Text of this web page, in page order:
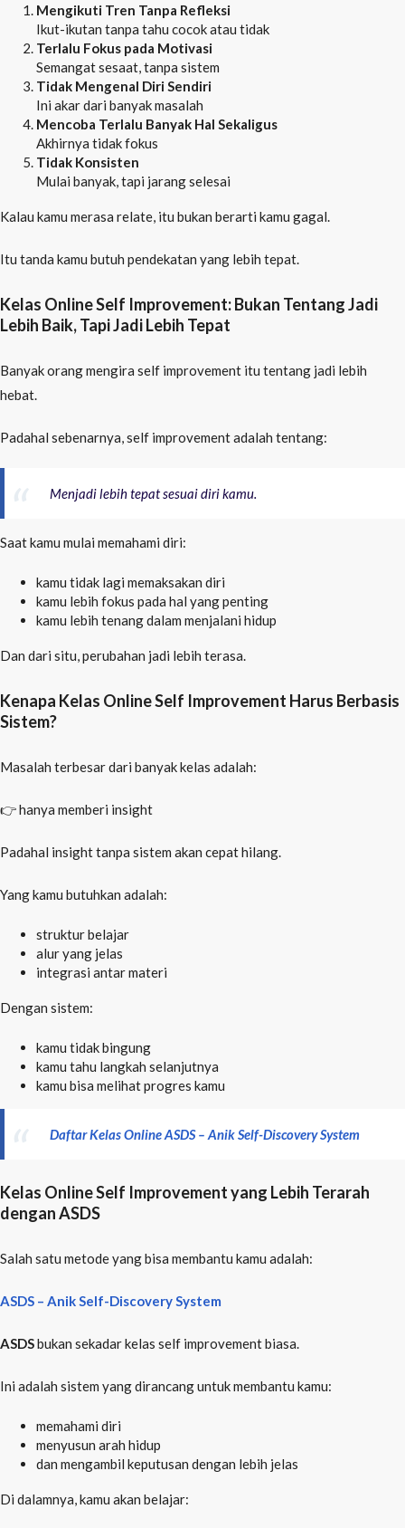
Mengikuti Tren Tanpa Refleksi
Ikut-ikutan tanpa tahu cocok atau tidak
Terlalu Fokus pada Motivasi
Semangat sesaat, tanpa sistem
Tidak Mengenal Diri Sendiri
Ini akar dari banyak masalah
Mencoba Terlalu Banyak Hal Sekaligus
Akhirnya tidak fokus
Tidak Konsisten
Mulai banyak, tapi jarang selesai
Kalau kamu merasa relate, itu bukan berarti kamu gagal.
Itu tanda kamu butuh pendekatan yang lebih tepat.
Kelas Online Self Improvement: Bukan Tentang Jadi
Lebih Baik, Tapi Jadi Lebih Tepat
Banyak orang mengira self improvement itu tentang jadi lebih
hebat.
Padahal sebenarnya, self improvement adalah tentang:
Menjadi lebih tepat sesuai diri kamu.
Saat kamu mulai memahami diri:
kamu tidak lagi memaksakan diri
kamu lebih fokus pada hal yang penting
kamu lebih tenang dalam menjalani hidup
Dan dari situ, perubahan jadi lebih terasa.
Kenapa Kelas Online Self Improvement Harus Berbasis
Sistem?
Masalah terbesar dari banyak kelas adalah:
👉 hanya memberi insight
Padahal insight tanpa sistem akan cepat hilang.
Yang kamu butuhkan adalah:
struktur belajar
alur yang jelas
integrasi antar materi
Dengan sistem:
kamu tidak bingung
kamu tahu langkah selanjutnya
kamu bisa melihat progres kamu
Daftar Kelas Online ASDS – Anik Self-Discovery System
Kelas Online Self Improvement yang Lebih Terarah
dengan ASDS
Salah satu metode yang bisa membantu kamu adalah:
ASDS – Anik Self-Discovery System
ASDSbukan sekadar kelas self improvement biasa.
Ini adalah sistem yang dirancang untuk membantu kamu:
memahami diri
menyusun arah hidup
dan mengambil keputusan dengan lebih jelas
Di dalamnya, kamu akan belajar: